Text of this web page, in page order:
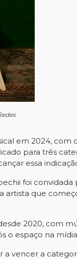
em 2024,
para três
essa
foi
que
2020, com
o espaço na
vencer a